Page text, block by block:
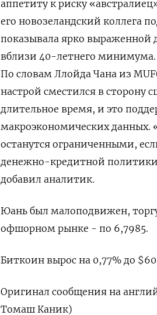
аппетиту к риску
его новозеландский коллега
показывала ярко выраженной
вблизи 40-летнего
По словам Ллойда Чана из
настрой сместился в сторону
длительное время, и это
макроэкономических ​данных.
останутся ограниченными,
денежно-кредитной
добавил аналитик.
Юань был малоподвижен,
офшорном рынке - по 6,7985.
Биткоин вырос на 0,77% до
Оригинал сообщения на
Томаш Каник)